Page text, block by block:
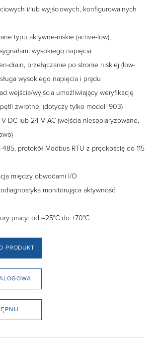
i/lub wyjściowych, konfigurowalnych
typu aktywne-niskie (active-low),
wysokiego napięcia
drain, przełączanie po stronie niskiej (low-
wysokiego napięcia i prądu
wejścia/wyjścia umożliwiający weryfikację
zwrotnej (dotyczy tylko modeli 903)
DC lub 24 V AC (wejścia niespolaryzowane,
485, protokół Modbus RTU z prędkością do 115
między obwodami I/O
monitorująca aktywność
pracy: od –25°C do +70°C
PRODUKT